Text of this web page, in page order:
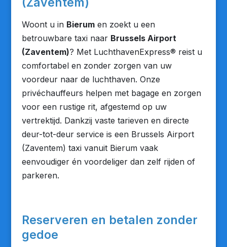
Woont u in Bierumen zoekt u een
betrouwbare taxi naar Brussels Airport
(Zaventem)? Met LuchthavenExpress® reist u
comfortabel en zonder zorgen van uw
voordeur naar de luchthaven. Onze
privéchauffeurs helpen met bagage en zorgen
voor een rustige rit, afgestemd op uw
vertrektijd. Dankzij vaste tarieven en directe
deur-tot-deur service is een Brussels Airport
(Zaventem) taxi vanuit Bierum vaak
eenvoudiger én voordeliger dan zelf rijden of
parkeren.
Reserveren en betalen zonder
gedoe